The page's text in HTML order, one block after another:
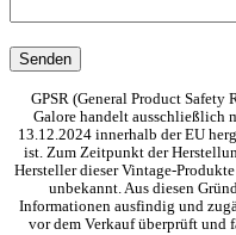
GPSR (General Product
Galore handelt ausschließlich
13.12.2024 innerhalb der EU
ist. Zum Zeitpunkt der
Hersteller dieser Vintage-
unbekannt. Aus diesen
Informationen ausfindig und
vor dem Verkauf überprüft und